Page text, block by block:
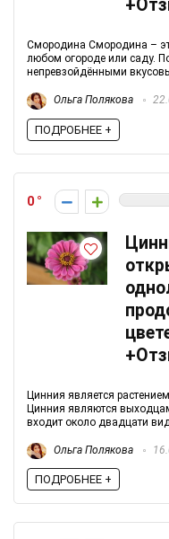
Смородина Смородина –
любом огороде или саду.
непревзойдёнными
Ольга Полякова
ПОДРОБНЕЕ +
0
Цинния является
Цинния являются
входит около двадцати
Ольга Полякова
ПОДРОБНЕЕ +